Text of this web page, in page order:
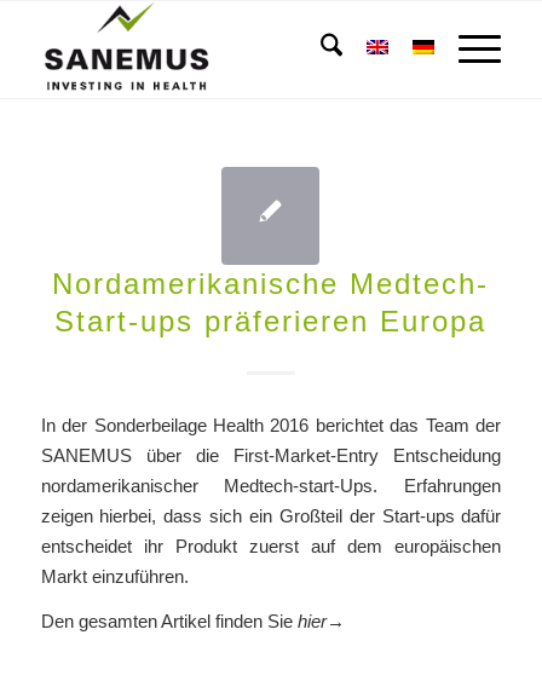
Nordamerikanische Medtech-
Start-ups präferieren Europa
In der Sonderbeilage Health 2016 berichtet das Team der
SANEMUS über die First-Market-Entry Entscheidung
nordamerikanischer Medtech-start-Ups. Erfahrungen
zeigen hierbei, dass sich ein Großteil der Start-ups dafür
entscheidet ihr Produkt zuerst auf dem europäischen
Markt einzuführen.
Den gesamten Artikel finden Sie hier→